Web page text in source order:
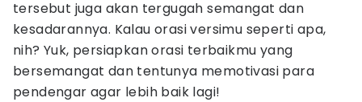
tersebut juga akan tergugah semangat dan
kesadarannya. Kalau orasi versimu seperti apa,
nih? Yuk, persiapkan orasi terbaikmu yang
bersemangat dan tentunya memotivasi para
pendengar agar lebih baik lagi!